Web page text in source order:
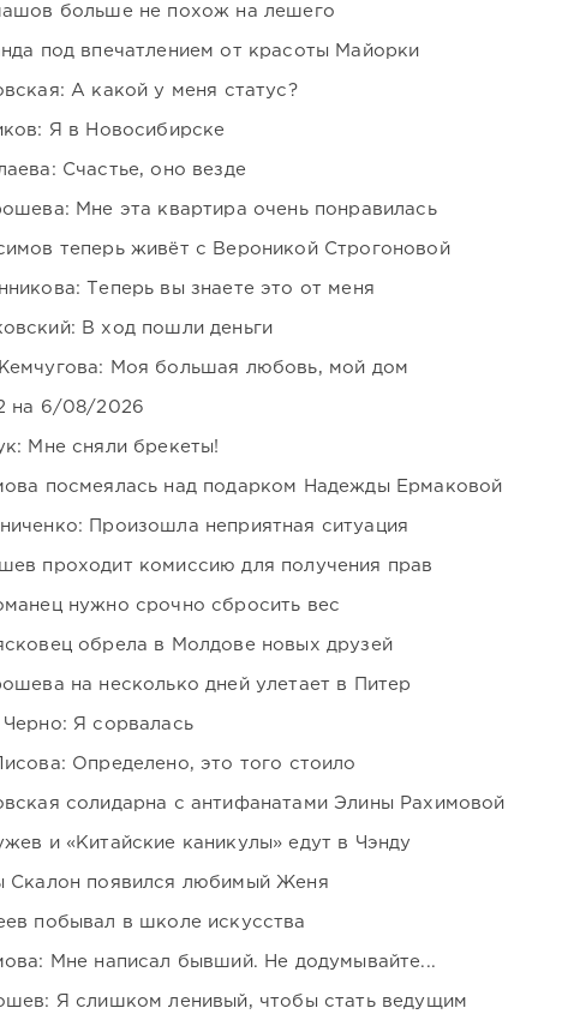
больше не похож на лешего
под впечатлением от красоты Майорки
А какой у меня статус?
Я в Новосибирске
Счастье, оно везде
Мне эта квартира очень понравилась
теперь живёт с Вероникой Строгоновой
Теперь вы знаете это от меня
В ход пошли деньги
Моя большая любовь, мой дом
на 6/08/2026
Мне сняли брекеты!
посмеялась над подарком Надежды Ермаковой
Произошла неприятная ситуация
проходит комиссию для получения прав
нужно срочно сбросить вес
обрела в Молдове новых друзей
на несколько дней улетает в Питер
Я сорвалась
Определено, это того стоило
солидарна с антифанатами Элины Рахимовой
и «Китайские каникулы» едут в Чэнду
Скалон появился любимый Женя
побывал в школе искусства
Мне написал бывший. Не додумывайте...
Я слишком ленивый, чтобы стать ведущим